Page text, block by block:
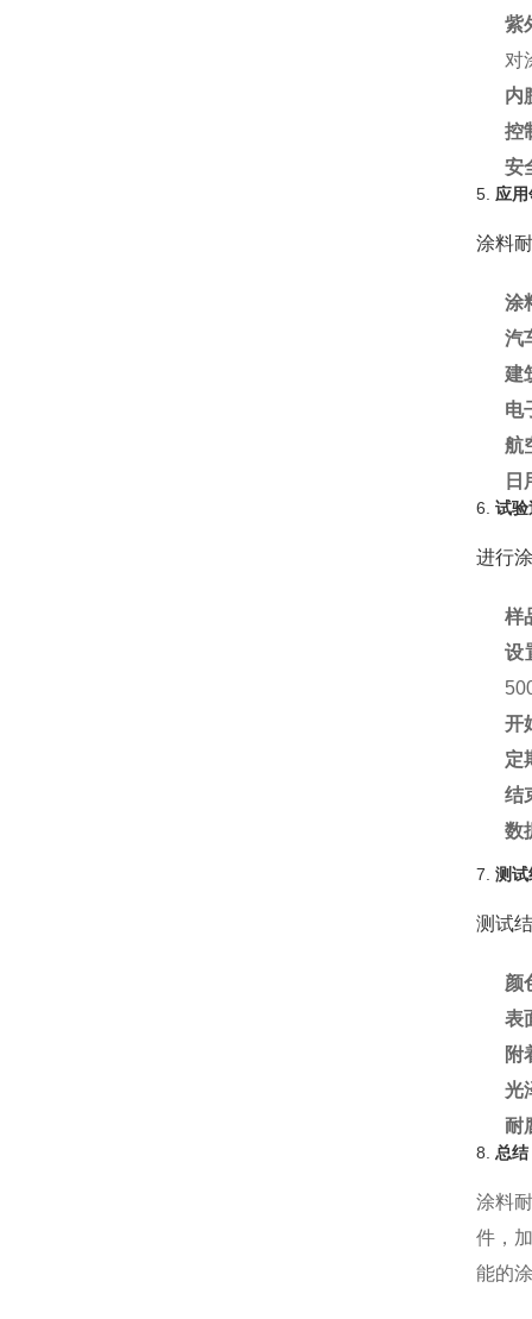
紫
对
内
控
安
5. 应
涂料
涂
汽
建
电
航
日
6. 试验
进行
样
设
开
定
结
数
7. 测试
测试
颜
表
附
光
耐
8. 总结
涂料
件，
能的